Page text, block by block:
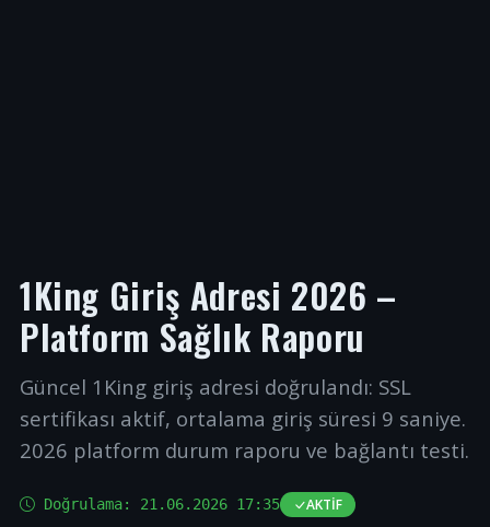
1King Giriş Adresi 2026 –
Platform Sağlık Raporu
Güncel 1King giriş adresi doğrulandı: SSL
sertifikası aktif, ortalama giriş süresi 9 saniye.
2026 platform durum raporu ve bağlantı testi.
Doğrulama: 21.06.2026 17:35 AKTIF